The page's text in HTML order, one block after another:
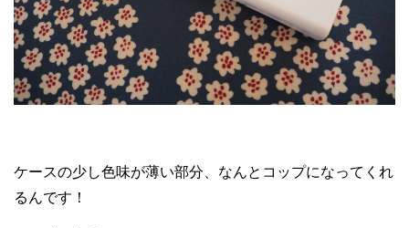
ケースの少し色味が薄い部分、なんとコップになってくれ
るんです！